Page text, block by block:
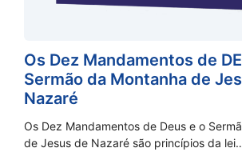
Os Dez Mandamentos de
Sermão da Montanha de
Nazaré
Os Dez Mandamentos de Deus e o
de Jesus de Nazaré são princípios da